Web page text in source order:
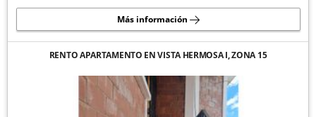
Más información
RENTO APARTAMENTO EN VISTA HERMOSA I, ZONA 15